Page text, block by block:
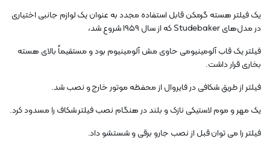
یک فیلتر هسته گرمکن قابل استفاده مجدد به عنوان یک لوازم جانبی اختیاری
در مدل‌های Studebaker که از سال ۱۹۵۹ شروع شد،
فیلتر یک قاب آلومینیومی حاوی مش آلومینیوم بود و مستقیماً بالای هسته
بخاری قرار داشت.
فیلتر از طریق شکافی در فایروال از محفظه موتور خارج و نصب شد.
یک مهر و موم لاستیکی نازک و بلند در هنگام نصب فیلتر شکاف را مسدود کرد.
فیلتر را می توان قبل از نصب جارو برقی و شستشو داد.